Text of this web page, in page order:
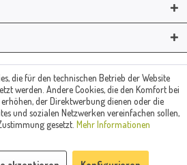
Christof Paul e.K. | Westring 2 | 45659
Recklinghausen
| E-Mail: info@pauls-muehle.de
die für den technischen Betrieb der Website
werden. Andere Cookies, die den Komfort bei
der Direktwerbung dienen oder die
und sozialen Netzwerken vereinfachen sollen,
gesetzt. Mehr Informationen